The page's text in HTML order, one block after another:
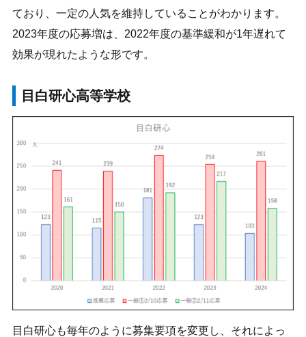
ており、一定の人気を維持していることがわかります。
2023年度の応募増は、2022年度の基準緩和が1年遅れて
効果が現れたような形です。
目白研心高等学校
目白研心も毎年のように募集要項を変更し、それによっ